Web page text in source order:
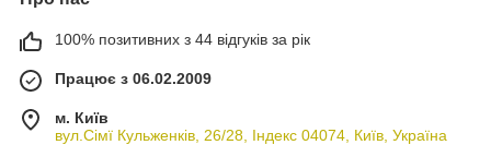
100% позитивних з 44 відгуків за рік
Працює з 06.02.2009
м. Київ
вул.Сімї Кульженків, 26/28, Індекс 04074, Київ, Україна